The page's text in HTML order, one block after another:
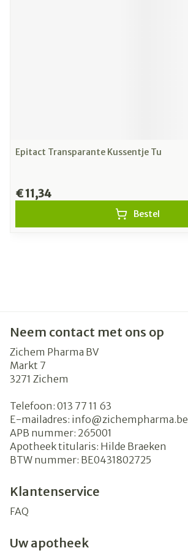
Epitact Transparante Kussentje Tu
€ 11,34
Bestel
Neem contact met ons op
Zichem Pharma BV
Markt 7
3271 Zichem
Telefoon: 013 77 11 63
E-mailadres: info@zichempharma.be
APB nummer: 265001
Apotheek titularis: Hilde Braeken
BTW nummer: BE0431802725
Klantenservice
FAQ
Uw apotheek